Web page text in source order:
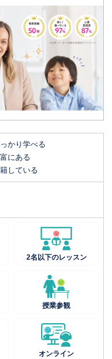
かり学べる
にある
している
2名以下のレッスン
授業参観
オンライン